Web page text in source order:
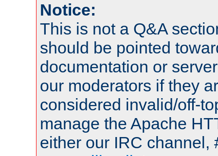
Notice:
This is not a Q&A
should be pointed
documentation or
our moderators if they
considered invalid/off-
manage the Apache
either our IRC channel,